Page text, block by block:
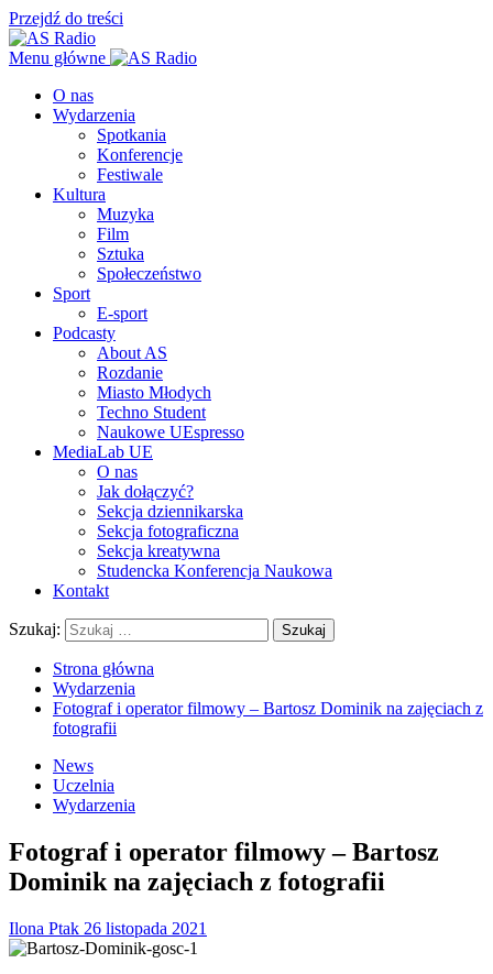
Przejdź do treści
Menu główne
O nas
Wydarzenia
Spotkania
Konferencje
Festiwale
Kultura
Muzyka
Film
Sztuka
Społeczeństwo
Sport
E-sport
Podcasty
About AS
Rozdanie
Miasto Młodych
Techno Student
Naukowe UEspresso
MediaLab UE
O nas
Jak dołączyć?
Sekcja dziennikarska
Sekcja fotograficzna
Sekcja kreatywna
Studencka Konferencja Naukowa
Kontakt
Szukaj:
Strona główna
Wydarzenia
Fotograf i operator filmowy – Bartosz Dominik na zajęciach z
fotografii
News
Uczelnia
Wydarzenia
Fotograf i operator filmowy – Bartosz
Dominik na zajęciach z fotografii
Ilona Ptak 26 listopada 2021